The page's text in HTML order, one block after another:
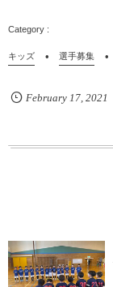
キッズ 選手募集
February 17, 2021